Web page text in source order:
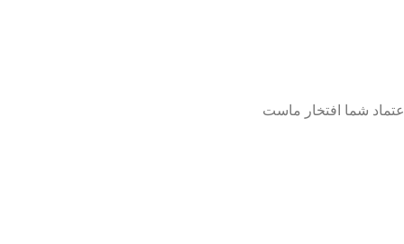
اعتماد شما افتخار ماست